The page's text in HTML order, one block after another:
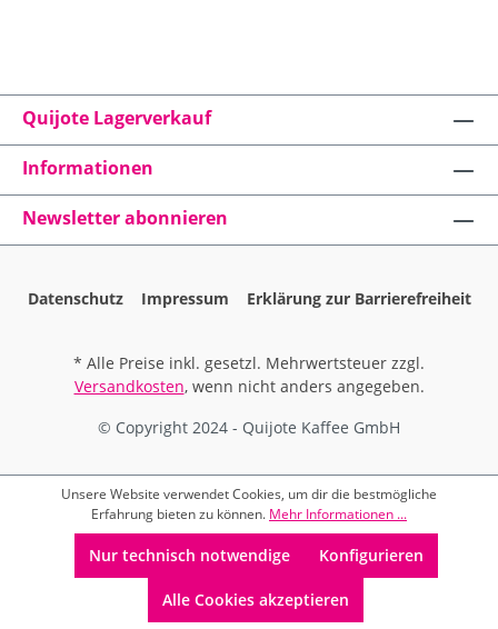
Quijote Lagerverkauf
Informationen
Newsletter abonnieren
Datenschutz Impressum Erklärung zur Barrierefreiheit
* Alle Preise inkl. gesetzl. Mehrwertsteuer zzgl.
Versandkosten, wenn nicht anders angegeben.
© Copyright 2024 - Quijote Kaffee GmbH
Unsere Website verwendet Cookies, um dir die bestmögliche
Erfahrung bieten zu können. Mehr Informationen ...
Nur technisch notwendige Konfigurieren
Alle Cookies akzeptieren